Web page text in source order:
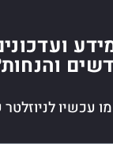
עכשיו לניוזלטר